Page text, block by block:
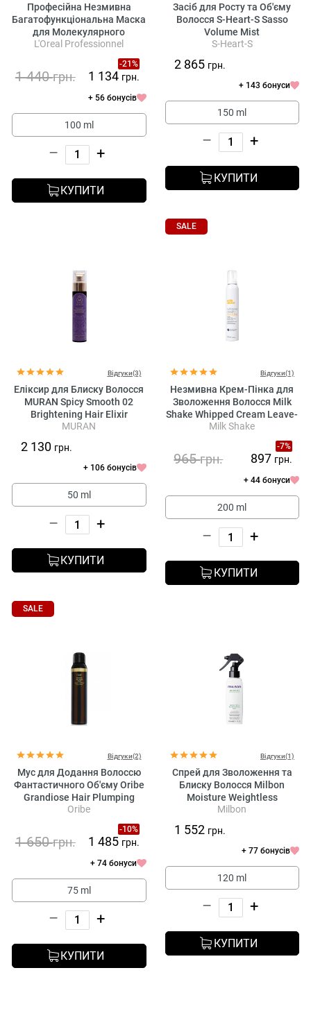
Професійна Незмивна
Багатофункціональна Маска
для Молекулярного
Відновлення Структури
Пошкодженого Волосся
L'oreal Professionnel Serie
Expert Absolut Repair
Molecular Leave-In Mask
L'Oreal Professionnel
-21%
1 440грн. 1 134 грн.
+ 56 бонусів
100 ml
– +
КУПИТИ
Засіб для Росту та Об'єму
Волосся S-Heart-S Sasso
Volume Mist
S-Heart-S
2 865 грн.
+ 143 бонуси
150 ml
– +
КУПИТИ
Відгуки(3)
Еліксир для Блиску Волосся
MURAN Spicy Smooth 02
Brightening Hair Elixir
MURAN
2 130 грн.
+ 106 бонусів
50 ml
– +
КУПИТИ
SALE
Відгуки(1)
Незмивна Крем-Пінка для
Зволоження Волосся Milk
Shake Whipped Cream Leave-
In Foam
Milk Shake
-7%
965грн. 897 грн.
+ 44 бонуси
200 ml
– +
КУПИТИ
SALE
Відгуки(2)
Мус для Додання Волоссю
Фантастичного Об'єму Oribe
Grandiose Hair Plumping
Mousse
Oribe
-10%
1 650грн. 1 485 грн.
+ 74 бонуси
75 ml
– +
КУПИТИ
Відгуки(1)
Спрей для Зволоження та
Блиску Волосся Milbon
Moisture Weightless
Replenishing Mist
Milbon
1 552 грн.
+ 77 бонусів
120 ml
– +
КУПИТИ